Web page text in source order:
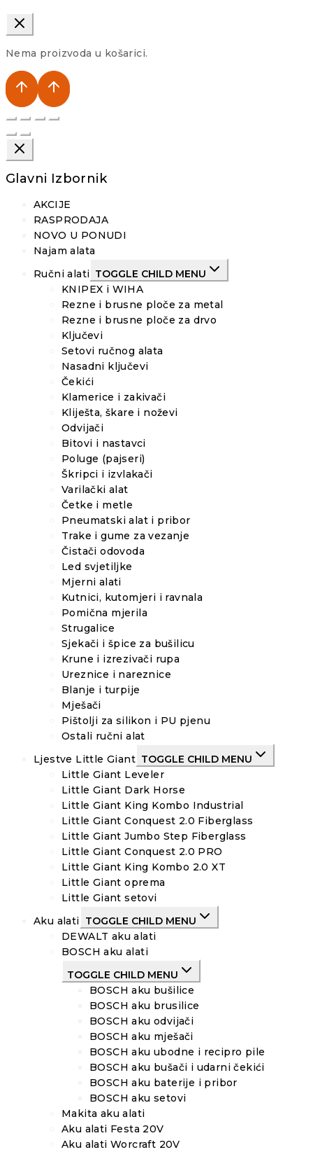
Nema proizvoda u košarici.
Glavni Izbornik
AKCIJE
RASPRODAJA
NOVO U PONUDI
Najam alata
Ručni alati TOGGLE CHILD MENU
KNIPEX i WIHA
Rezne i brusne ploče za metal
Rezne i brusne ploče za drvo
Ključevi
Setovi ručnog alata
Nasadni ključevi
Čekići
Klamerice i zakivači
Kliješta, škare i noževi
Odvijači
Bitovi i nastavci
Poluge (pajseri)
Škripci i izvlakači
Varilački alat
Četke i metle
Pneumatski alat i pribor
Trake i gume za vezanje
Čistači odovoda
Led svjetiljke
Mjerni alati
Kutnici, kutomjeri i ravnala
Pomična mjerila
Strugalice
Sjekači i špice za bušilicu
Krune i izrezivači rupa
Ureznice i nareznice
Blanje i turpije
Mješači
Pištolji za silikon i PU pjenu
Ostali ručni alat
Ljestve Little Giant TOGGLE CHILD MENU
Little Giant Leveler
Little Giant Dark Horse
Little Giant King Kombo Industrial
Little Giant Conquest 2.0 Fiberglass
Little Giant Jumbo Step Fiberglass
Little Giant Conquest 2.0 PRO
Little Giant King Kombo 2.0 XT
Little Giant oprema
Little Giant setovi
Aku alati TOGGLE CHILD MENU
DEWALT aku alati
BOSCH aku alati
TOGGLE CHILD MENU
BOSCH aku bušilice
BOSCH aku brusilice
BOSCH aku odvijači
BOSCH aku mješači
BOSCH aku ubodne i recipro pile
BOSCH aku bušači i udarni čekići
BOSCH aku baterije i pribor
BOSCH aku setovi
Makita aku alati
Aku alati Festa 20V
Aku alati Worcraft 20V